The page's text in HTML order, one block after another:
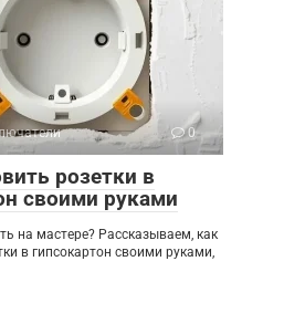
0
розетки в
своими руками
на мастере? Рассказываем, как
в гипсокартон своими руками,